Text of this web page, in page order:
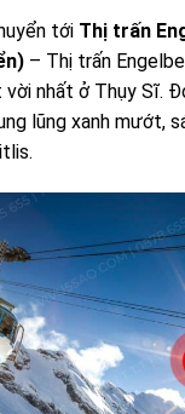
tới Thị trấn
– Thị trấn
nhất ở Thụy Sĩ.
lũng xanh mướt,